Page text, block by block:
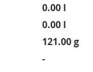
0.00 l
0.00 l
121.00 g
-